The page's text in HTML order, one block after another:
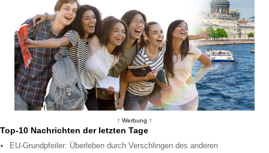
↑ Werbung ↑
Top-10 Nachrichten der letzten Tage
EU-Grundpfeiler: Überleben durch Verschlingen des anderen